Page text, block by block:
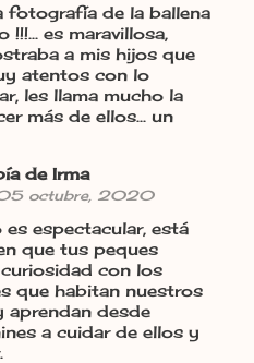
fotografía de la ballena
!!!... es maravillosa,
a mis hijos que
atentos con lo
les llama mucho la
más de ellos... un
de Irma
05 octubre, 2020
espectacular, está
que tus peques
con los
que habitan nuestros
aprendan desde
a cuidar de ellos y